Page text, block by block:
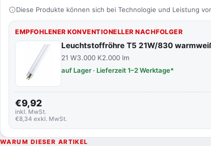
Diese Produkte können sich bei Technologie und Leistung
EMPFOHLENER KONVENTIONELLER NACHFOLGER
Leuchtstoffröhre T5 21W/830
21 W3.000 K2.000 lm
auf Lager · Lieferzeit 1–2 Werktage*
€9,92
inkl. MwSt.
€8,34 exkl. MwSt.
WARUM DIESER ARTIKEL